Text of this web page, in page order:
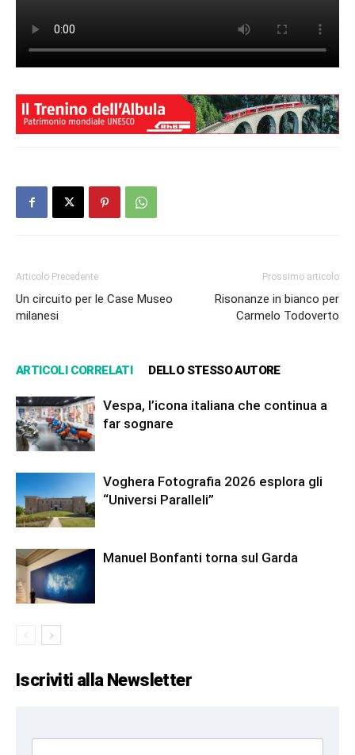
Articolo Precedente
Un circuito per le Case Museo
milanesi
Prossimo articolo
Risonanze in bianco per
Carmelo Todoverto
ARTICOLI CORRELATI DELLO STESSO AUTORE
Vespa, l’icona italiana che continua a
far sognare
Voghera Fotografia 2026 esplora gli
“Universi Paralleli”
Manuel Bonfanti torna sul Garda
Iscriviti alla Newsletter